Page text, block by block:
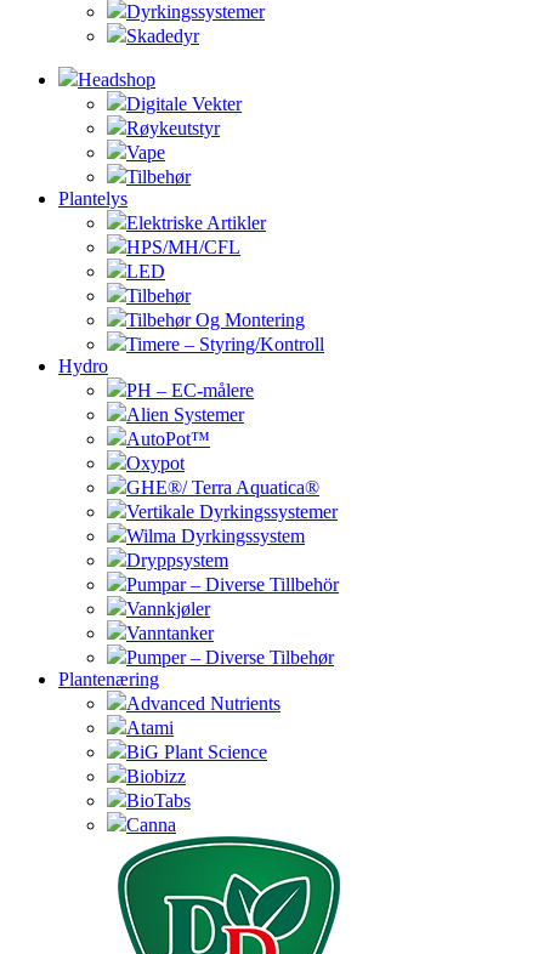
Dyrkingssystemer
Skadedyr
Headshop
Digitale Vekter
Røykeutstyr
Vape
Tilbehør
Plantelys
Elektriske Artikler
HPS/MH/CFL
LED
Tilbehør
Tilbehør Og Montering
Timere – Styring/Kontroll
Hydro
PH – EC-målere
Alien Systemer
AutoPot™
Oxypot
GHE®/ Terra Aquatica®
Vertikale Dyrkingssystemer
Wilma Dyrkingssystem
Dryppsystem
Pumpar – Diverse Tillbehör
Vannkjøler
Vanntanker
Pumper – Diverse Tilbehør
Plantenæring
Advanced Nutrients
Atami
BiG Plant Science
Biobizz
BioTabs
Canna